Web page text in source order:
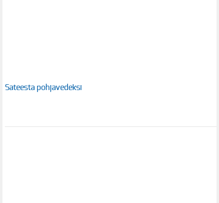
Sateesta pohjavedeksi